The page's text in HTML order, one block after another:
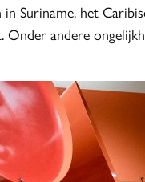
Suriname, het
Onder andere